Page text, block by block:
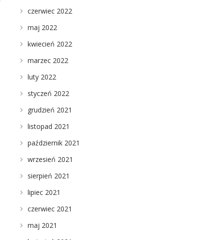
czerwiec 2022
maj 2022
kwiecień 2022
marzec 2022
luty 2022
styczeń 2022
grudzień 2021
listopad 2021
październik 2021
wrzesień 2021
sierpień 2021
lipiec 2021
czerwiec 2021
maj 2021